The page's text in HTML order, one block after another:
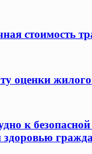
стоимость
оценки
к
здоровью